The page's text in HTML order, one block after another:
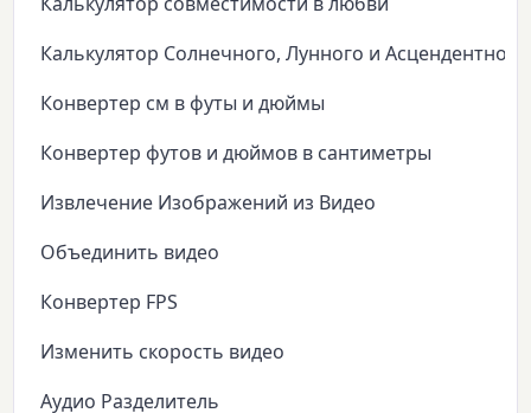
Калькулятор Солнечного, Лунного и Асцендентного
Конвертер см в футы и дюймы
Конвертер футов и дюймов в сантиметры
Извлечение Изображений из Видео
Объединить видео
Конвертер FPS
Изменить скорость видео
Аудио Разделитель